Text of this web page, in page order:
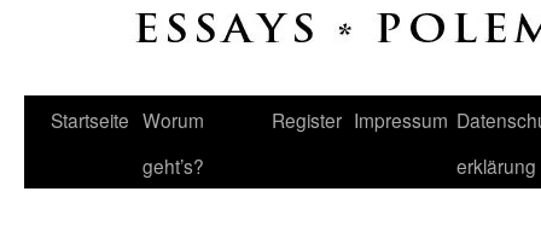
Startseite Worum
geht’s?
Register Impressum
erklärung